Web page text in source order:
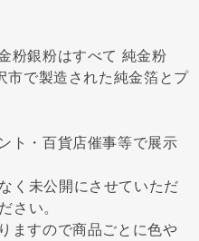
粉銀粉はすべて 純金粉
市で製造された純金箔とプ
ト・百貨店催事等で展示
く未公開にさせていただ
さい。
ますので商品ごとに色や